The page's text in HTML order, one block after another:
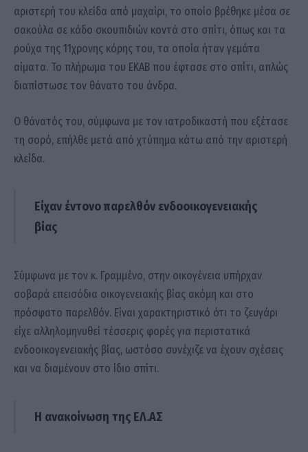
αριστερή του κλείδα από μαχαίρι, το οποίο βρέθηκε μέσα σε
σακούλα σε κάδο σκουπιδιών κοντά στο σπίτι, όπως και τα
ρούχα της 11χρονης κόρης του, τα οποία ήταν γεμάτα
αίματα. Το πλήρωμα του ΕΚΑΒ που έφτασε στο σπίτι, απλώς
διαπίστωσε τον θάνατο του άνδρα.
Ο θάνατός του, σύμφωνα με τον ιατροδικαστή που εξέτασε
τη σορό, επήλθε μετά από χτύπημα κάτω από την αριστερή
κλείδα.
Είχαν έντονο παρελθόν ενδοοικογενειακής
βίας
Σύμφωνα με τον κ. Γραμμένο, στην οικογένεια υπήρχαν
σοβαρά επεισόδια οικογενειακής βίας ακόμη και στο
πρόσφατο παρελθόν. Είναι χαρακτηριστικό ότι το ζευγάρι
είχε αλληλομηνυθεί τέσσερις φορές για περιστατικά
ενδοοικογενειακής βίας, ωστόσο συνέχιζε να έχουν σχέσεις
και να διαμένουν στο ίδιο σπίτι.
Η ανακοίνωση της ΕΛ.ΑΣ